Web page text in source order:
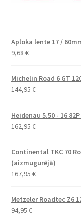
Aploka lente 17 /
9,68 €
Michelin Road 6 GT
144,95 €
Heidenau 5.50 - 16
162,95 €
Continental TKC 70
(aizmugurējā)
167,95 €
Metzeler Roadtec Z6
94,95 €